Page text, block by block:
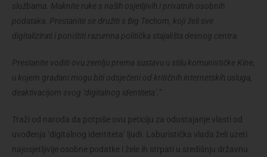
službama. Maknite ruke s naših osjetljivih i privatnih osobnih
podataka. Prestanite se družiti s Big Techom, koji želi sve
digitalizirati i poništiti razumna politička stajališta desnog centra.
Prestanite voditi ovu zemlju prema sustavu u stilu komunističke Kine,
u kojem građani mogu biti odsječeni od kritičnih internetskih usluga,
deaktivacijom svog ‘digitalnog identiteta’.”
Traži od naroda da potpiše ovu peticiju za odustajanje vlasti od
uvođenja ‘digitalnog identiteta’ ljudi. Laburistička vlada želi uzeti
najosjetljivije osobne podatke i žele ih strpati u središnju državnu